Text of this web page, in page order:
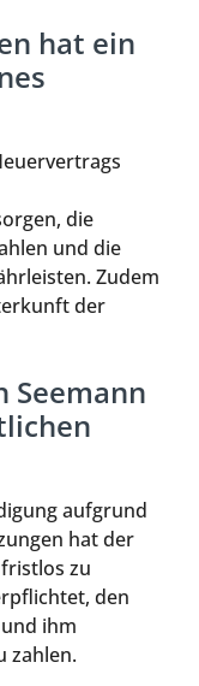
hat ein
die
und die
Zudem
der
Seemann
aufgrund
hat der
zu
den
ihm
zahlen.